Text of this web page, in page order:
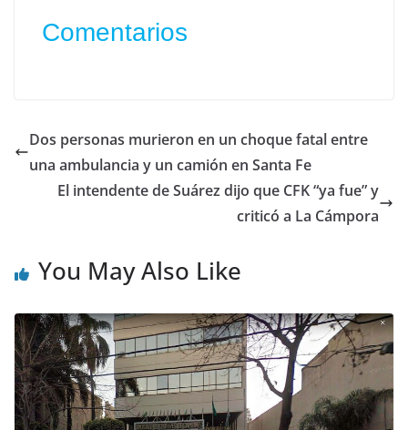
Comentarios
Dos personas murieron en un choque fatal entre
una ambulancia y un camión en Santa Fe
El intendente de Suárez dijo que CFK “ya fue” y
criticó a La Cámpora
You May Also Like